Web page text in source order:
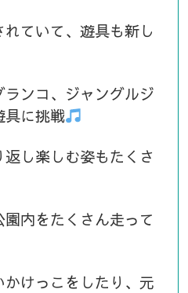
ていて、遊具も新し
ンコ、ジャングルジ
具に挑戦
返し楽しむ姿もたくさ
内をたくさん走って
けっこをしたり、元